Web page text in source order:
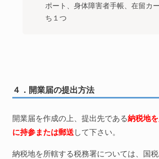
ポート、身体障害者手帳、在留カ
ち１つ
４．開業届の提出方法
開業届を作成の上、提出先である納税地
に持参または郵送 して下さい。
納税地を所轄する税務署については、国